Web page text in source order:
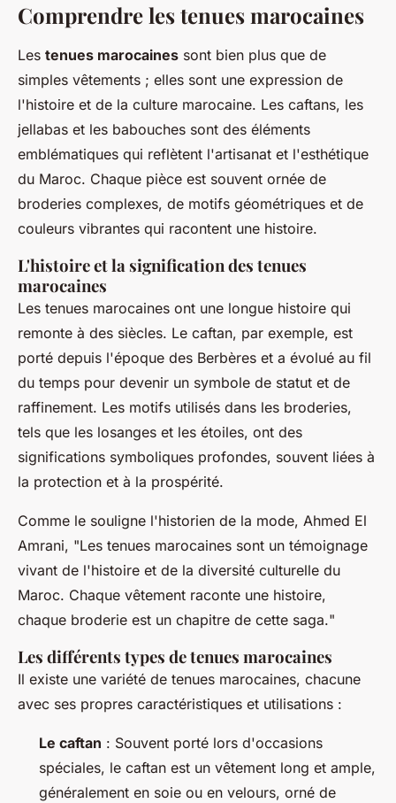
Comprendre les tenues marocaines
Les tenues marocaines sont bien plus que de
simples vêtements ; elles sont une expression de
l'histoire et de la culture marocaine. Les caftans, les
jellabas et les babouches sont des éléments
emblématiques qui reflètent l'artisanat et l'esthétique
du Maroc. Chaque pièce est souvent ornée de
broderies complexes, de motifs géométriques et de
couleurs vibrantes qui racontent une histoire.
L'histoire et la signification des tenues
marocaines
Les tenues marocaines ont une longue histoire qui
remonte à des siècles. Le caftan, par exemple, est
porté depuis l'époque des Berbères et a évolué au fil
du temps pour devenir un symbole de statut et de
raffinement. Les motifs utilisés dans les broderies,
tels que les losanges et les étoiles, ont des
significations symboliques profondes, souvent liées à
la protection et à la prospérité.
Comme le souligne l'historien de la mode, Ahmed El
Amrani, "Les tenues marocaines sont un témoignage
vivant de l'histoire et de la diversité culturelle du
Maroc. Chaque vêtement raconte une histoire,
chaque broderie est un chapitre de cette saga."
Les différents types de tenues marocaines
Il existe une variété de tenues marocaines, chacune
avec ses propres caractéristiques et utilisations :
Le caftan : Souvent porté lors d'occasions
spéciales, le caftan est un vêtement long et ample,
généralement en soie ou en velours, orné de